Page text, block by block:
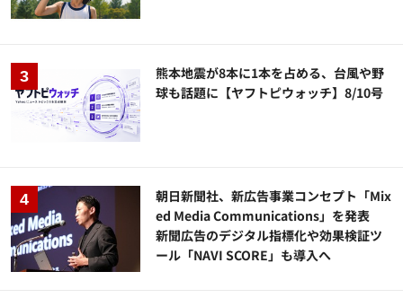
熊本地震が8本に1本を占める、台風や野
球も話題に【ヤフトピウォッチ】8/10号
朝日新聞社、新広告事業コンセプト「Mix
ed Media Communications」を発表
新聞広告のデジタル指標化や効果検証ツ
ール「NAVI SCORE」も導入へ